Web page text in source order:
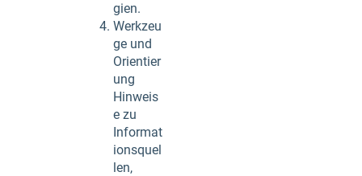
gien.
Werkzeu
ge und
Orientier
ung
Hinweis
e zu
Informat
ionsquel
len,